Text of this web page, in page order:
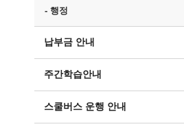
- 행정
납부금 안내
주간학습안내
스쿨버스 운행 안내